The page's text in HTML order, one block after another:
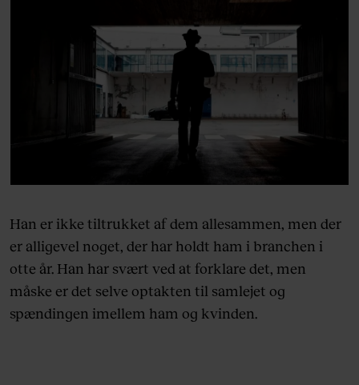
Han er ikke tiltrukket af dem allesammen, men der
er alligevel noget, der har holdt ham i branchen i
otte år. Han har svært ved at forklare det, men
måske er det selve optakten til samlejet og
spændingen imellem ham og kvinden.